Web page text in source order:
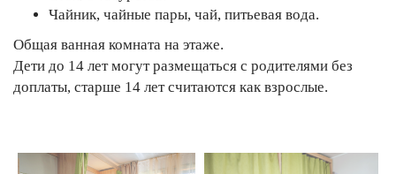
Чайник, чайные пары, чай, питьевая вода.
Общая ванная комната на этаже.
Дети до 14 лет могут размещаться с родителями без
доплаты, старше 14 лет считаются как взрослые.